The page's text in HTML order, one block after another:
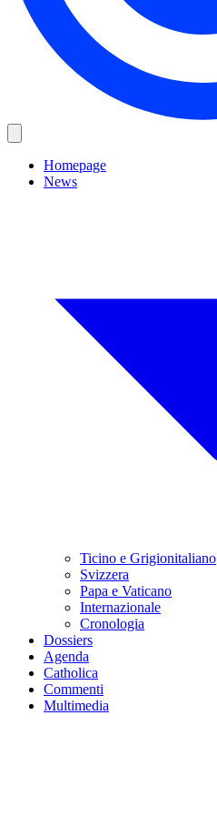
Homepage
News
Ticino e Grigionitaliano
Svizzera
Papa e Vaticano
Internazionale
Cronologia
Dossiers
Agenda
Catholica
Commenti
Multimedia